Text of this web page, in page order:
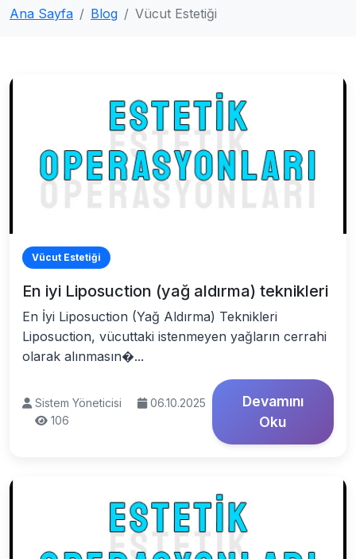
Ana Sayfa Blog Vücut Estetiği
Vücut Estetiği
En iyi Liposuction (yağ aldırma) teknikleri
En İyi Liposuction (Yağ Aldırma) Teknikleri
Liposuction, vücuttaki istenmeyen yağların cerrahi
olarak alınmasın�...
Sistem Yöneticisi
06.10.2025
106
Devamını
Oku